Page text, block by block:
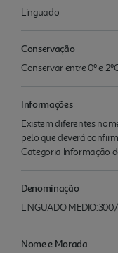
Linguado
Conservação
Conservar entre 0º e
Informações
Existem diferentes
pelo que deverá
Categoria Informação
Denominação
LINGUADO
Nome e Morada